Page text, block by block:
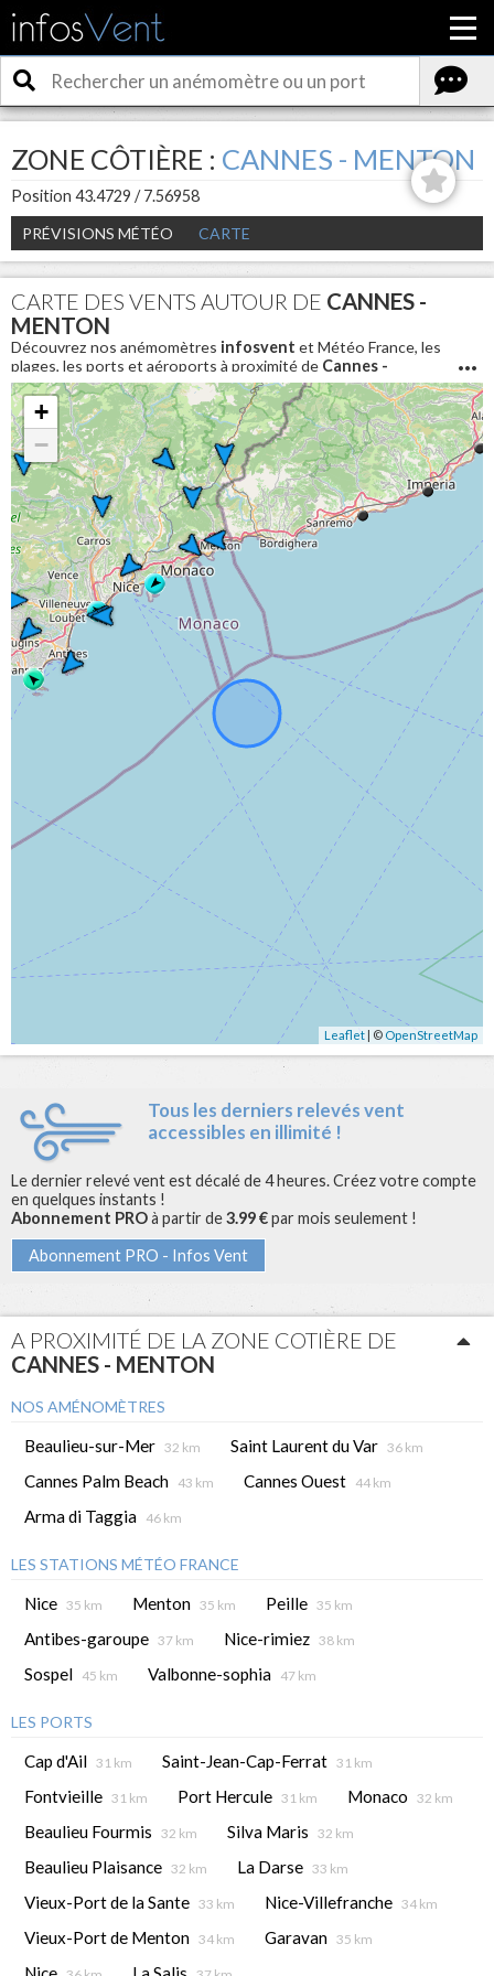
ZONE CÔTIÈRE : CANNES - MENTON
Position 43.4729 / 7.56958
PRÉVISIONS MÉTÉO
CARTE
CARTE DES VENTS AUTOUR DE CANNES -
MENTON
Découvrez nos anémomètres infosvent et Météo France, les
plages, les ports et aéroports à proximité de Cannes -
Menton. Pour connaitre les conditions météo en direct et
avoir la vitesse du vent aujourd'hui autour deCannes -
Menton
+
−
Leaflet | © OpenStreetMap
Tous les derniers relevés vent
accessibles en illimité !
Le dernier relevé vent est décalé de 4 heures. Créez votre compte
en quelques instants !
Abonnement PROà partir de3.99 €par mois seulement !
Abonnement PRO - Infos Vent
A PROXIMITÉ DE LA ZONE COTIÈRE DE
CANNES - MENTON
NOS AMÉNOMÈTRES
Beaulieu-sur-Mer 32 km Saint Laurent du Var 36 km
Cannes Palm Beach 43 km Cannes Ouest 44 km
Arma di Taggia 46 km
LES STATIONS MÉTÉO FRANCE
Nice 35 km Menton 35 km Peille 35 km
Antibes-garoupe 37 km Nice-rimiez 38 km
Sospel 45 km Valbonne-sophia 47 km
LES PORTS
Cap d'Ail 31 km Saint-Jean-Cap-Ferrat 31 km
Fontvieille 31 km Port Hercule 31 km Monaco 32 km
Beaulieu Fourmis 32 km Silva Maris 32 km
Beaulieu Plaisance 32 km La Darse 33 km
Vieux-Port de la Sante 33 km Nice-Villefranche 34 km
Vieux-Port de Menton 34 km Garavan 35 km